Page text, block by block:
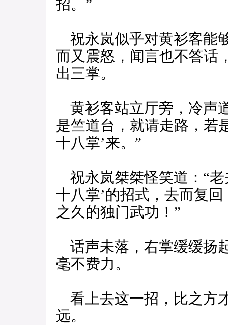
招。”
祝永岚似乎对黄衫客能
而又震怒，闻言也不答话
出三掌。
黄衫客站立厅旁，冷声
是竺道台，就请走路，若
十八掌’来。”
祝永岚桀桀怪笑道：“老
十八掌’的招式，去而复
之久的独门武功！”
话声未落，右掌缓缓扬
毫不费力。
看上去这一招，比之方
远。